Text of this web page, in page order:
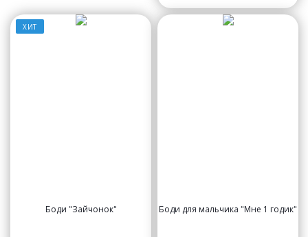
ХИТ
Боди "Зайчонок" Боди для мальчика "Мне 1 годик"